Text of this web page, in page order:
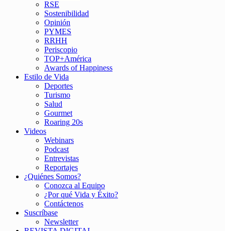
RSE
Sostenibilidad
Opinión
PYMES
RRHH
Periscopio
TOP+América
Awards of Happiness
Estilo de Vida
Deportes
Turismo
Salud
Gourmet
Roaring 20s
Videos
Webinars
Podcast
Entrevistas
Reportajes
¿Quiénes Somos?
Conozca al Equipo
¿Por qué Vida y Éxito?
Contáctenos
Suscríbase
Newsletter